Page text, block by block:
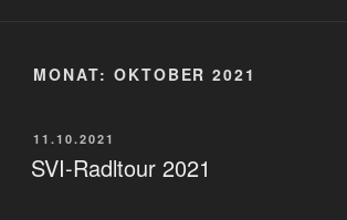
MONAT: OKTOBER 2021
VERÖFFENTLICHT
AM
11.10.2021
SVI-Radltour 2021